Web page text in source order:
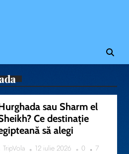
sau Sharm el
Ce destinație
să alegi
TripVola 12 iulie 2026 0
7